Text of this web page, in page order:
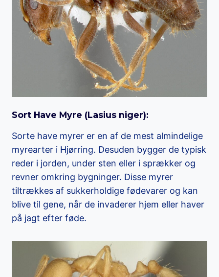
Sort Have Myre (Lasius niger):
Sorte have myrer er en af de mest almindelige
myrearter i Hjørring. Desuden bygger de typisk
reder i jorden, under sten eller i sprækker og
revner omkring bygninger. Disse myrer
tiltrækkes af sukkerholdige fødevarer og kan
blive til gene, når de invaderer hjem eller haver
på jagt efter føde.